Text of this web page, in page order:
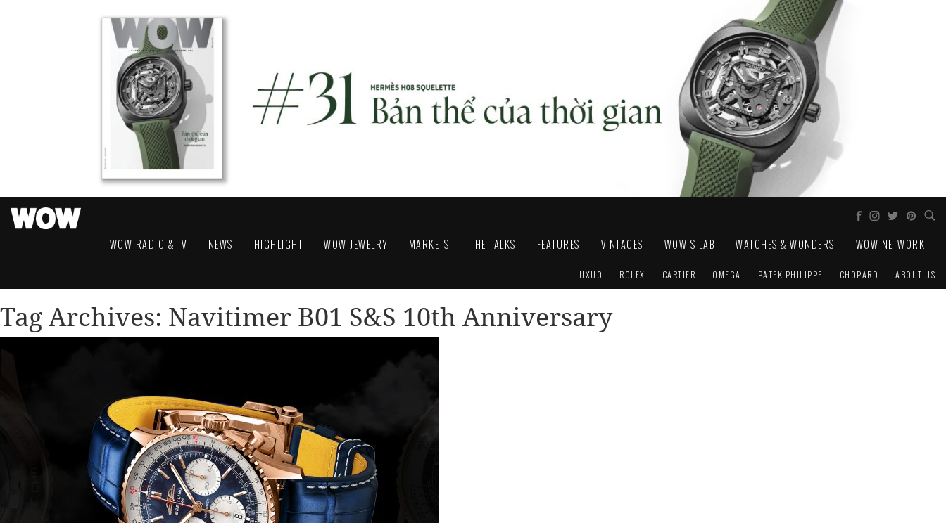
WOW RADIO & TV NEWS HIGHLIGHT WOW JEWELRY MARKETS THE TALKS FEATURES VINTAGES WOW'S LAB WATCHES & WONDERS WOW NETWORK
LUXUO ROLEX CARTIER OMEGA PATEK PHILIPPE CHOPARD ABOUT US
Tag Archives: Navitimer B01 S&S 10th Anniversary